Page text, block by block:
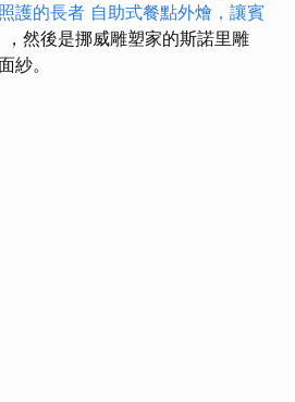
護的長者 自助式餐點外燴，讓賓
然後是挪威雕塑家的斯諾里雕
紗。